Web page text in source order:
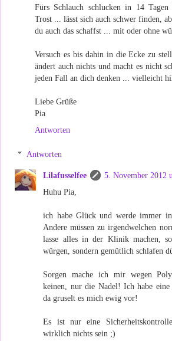
Fürs Schlauch schlucken in 14
Trost ... lässt sich auch schwer finden,
du auch das schaffst ... mit oder ohne
Versuch es bis dahin in die Ecke zu
ändert auch nichts und macht es nicht
jeden Fall an dich denken ... vielleicht
Liebe Grüße
Pia
Antworten
Antworten
Lilafusselfee
5. November 2012
Huhu Pia,
ich habe Glück und werde immer
Andere müssen zu irgendwelchen
lasse alles in der Klinik machen,
würgen, sondern gemütlich schlafen
Sorgen mache ich mir wegen
keinen, nur die Nadel! Ich habe
da gruselt es mich ewig vor!
Es ist nur eine
wirklich nichts sein ;)